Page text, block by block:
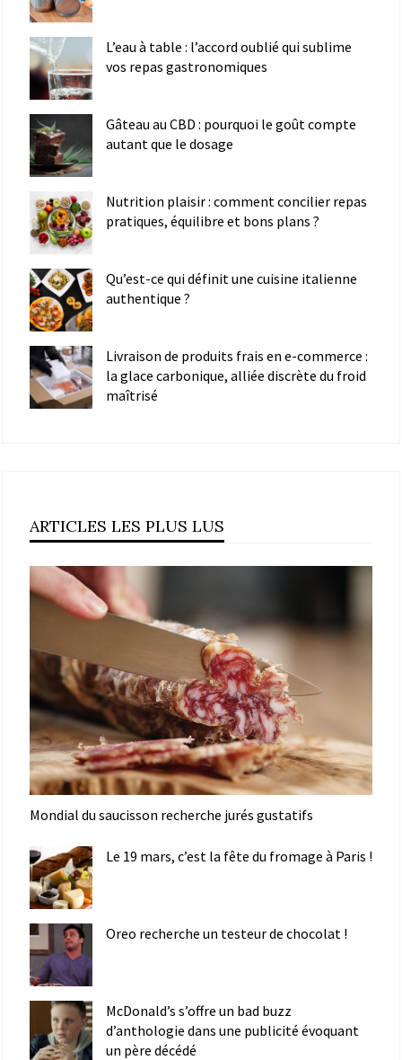
L’eau à table : l’accord oublié qui sublime
vos repas gastronomiques
Gâteau au CBD : pourquoi le goût compte
autant que le dosage
Nutrition plaisir : comment concilier repas
pratiques, équilibre et bons plans ?
Qu’est-ce qui définit une cuisine italienne
authentique ?
Livraison de produits frais en e-commerce :
la glace carbonique, alliée discrète du froid
maîtrisé
ARTICLES LES PLUS LUS
Mondial du saucisson recherche jurés gustatifs
Le 19 mars, c’est la fête du fromage à Paris !
Oreo recherche un testeur de chocolat !
McDonald’s s’offre un bad buzz
d’anthologie dans une publicité évoquant
un père décédé